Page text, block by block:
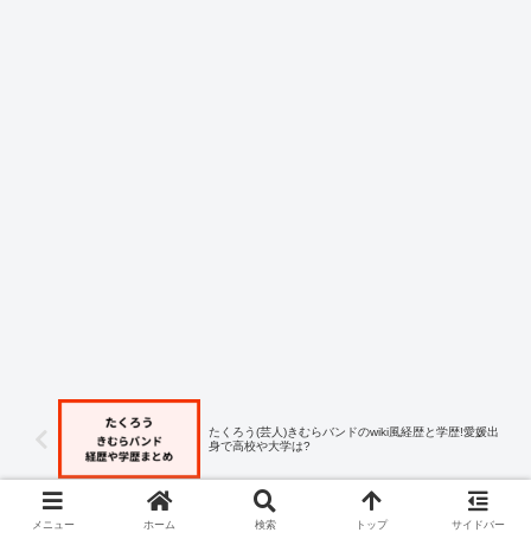
たくろう(芸人)きむらバンドのwiki風経歴と学歴!愛媛出
身で高校や大学は?
メニュー ホーム 検索 トップ サイドバー